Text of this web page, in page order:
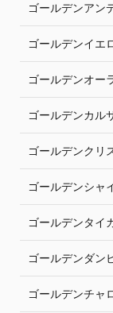
ゴールデンアン
ゴールデンイエ
ゴールデンオー
ゴールデンカル
ゴールデンクリ
ゴールデンシャ
ゴールデンタイ
ゴールデンダン
ゴールデンチャ